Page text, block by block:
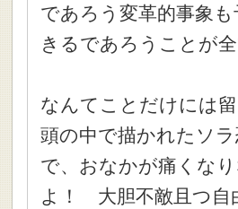
であろう変革的事象
きるであろうことが
なんてことだけには
頭の中で描かれたソ
で、おなかが痛くな
よ！ 大胆不敵且つ自